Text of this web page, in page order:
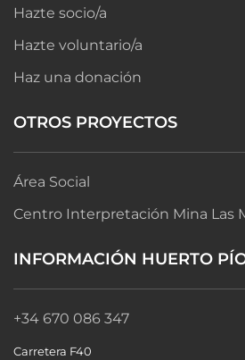
Hazte socio/a
Hazte voluntario/a
Haz una donación
OTROS PROYECTOS
Área Social
Centro Interpretación Mina Las
INFORMACIÓN HUERTO
+34 670 086 347
Carretera F40